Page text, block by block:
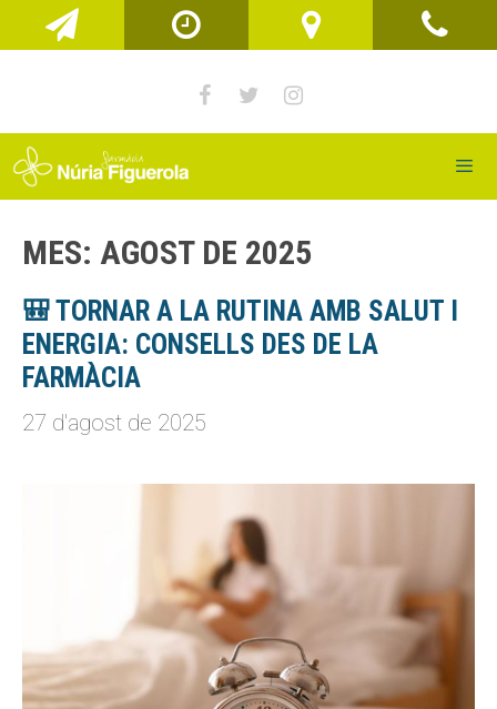
al
MES: AGOST DE 2025
🎒 TORNAR A LA RUTINA AMB SALUT I
ENERGIA: CONSELLS DES DE LA
FARMÀCIA
27 d'agost de 2025